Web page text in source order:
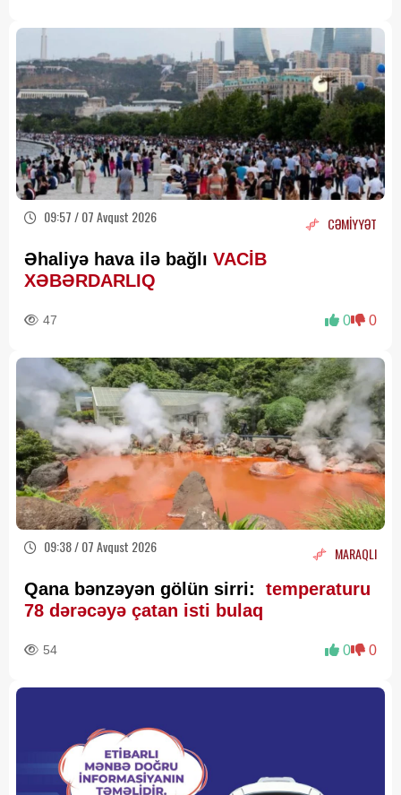
09:57 / 07 Avqust 2026 CƏMİYYƏT
Əhaliyə hava ilə bağlı VACİB
XƏBƏRDARLIQ
47 0 0
09:38 / 07 Avqust 2026 MARAQLI
Qana bənzəyən gölün sirri: temperaturu
78 dərəcəyə çatan isti bulaq
54 0 0